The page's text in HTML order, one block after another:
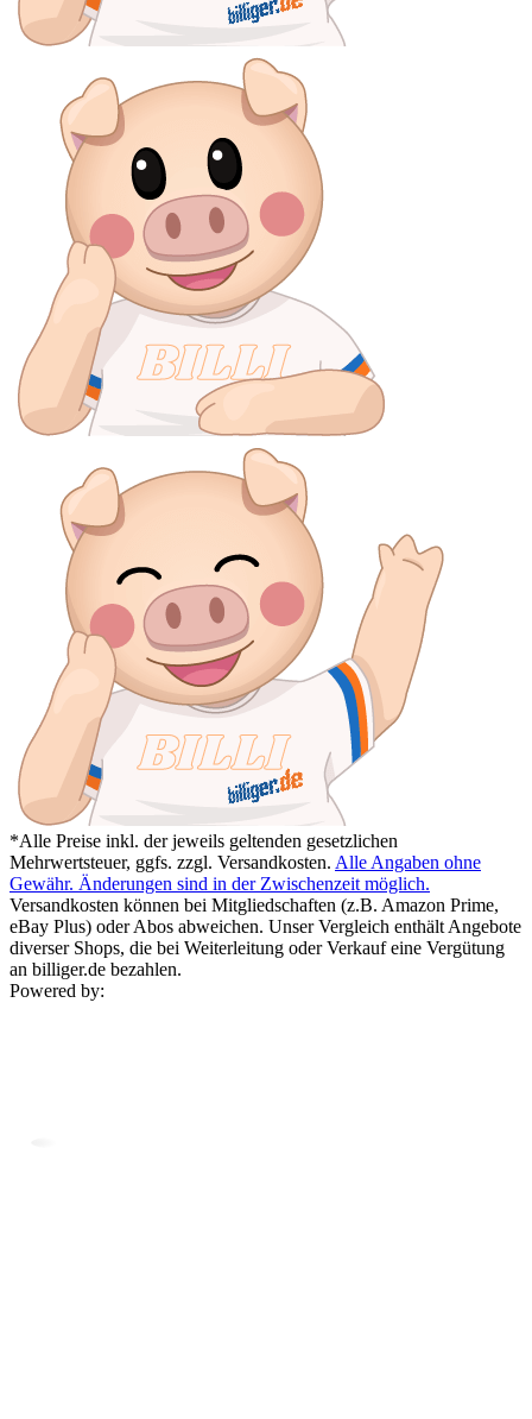
*Alle Preise inkl. der jeweils geltenden gesetzlichen
Mehrwertsteuer, ggfs. zzgl. Versandkosten. Alle Angaben ohne
Gewähr. Änderungen sind in der Zwischenzeit möglich.
Versandkosten können bei Mitgliedschaften (z.B. Amazon Prime,
eBay Plus) oder Abos abweichen. Unser Vergleich enthält Angebote
diverser Shops, die bei Weiterleitung oder Verkauf eine Vergütung
an billiger.de bezahlen.
Powered by: